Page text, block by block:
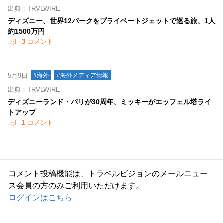
出典：TRVLWIRE
ディズニー、世界12パークをプライベートジェットで巡る旅、1人
約1500万円
3 コメント
5月9日 #海外 #海外メディア情報
出典：TRVLWIRE
ディズニーランド・パリが30周年、ミッキーがエッフェル塔ライ
トアップ
1 コメント
コメント投稿機能は、トラベルビジョンのメールニュー
ス会員の方のみご利用いただけます。
ログインはこちら